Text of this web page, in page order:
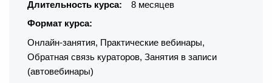
Длительность курса:
8 месяцев
Формат курса:
Онлайн-занятия, Практические вебинары,
Обратная связь кураторов, Занятия в записи
(автовебинары)